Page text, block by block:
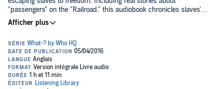
"passengers" on the "Railroad," this audiobook chronicles slaves'
close calls with bounty hunters, exhausting struggles on the road,
and what they sacrificed for freedom. In this thrillingly narrated